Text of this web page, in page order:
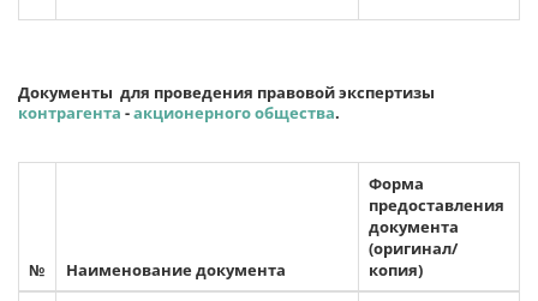
Документы для проведения правовой экспертизы
контрагента -акционерного общества.
№ Наименование документа
Форма
предоставления
документа
(оригинал/
копия)